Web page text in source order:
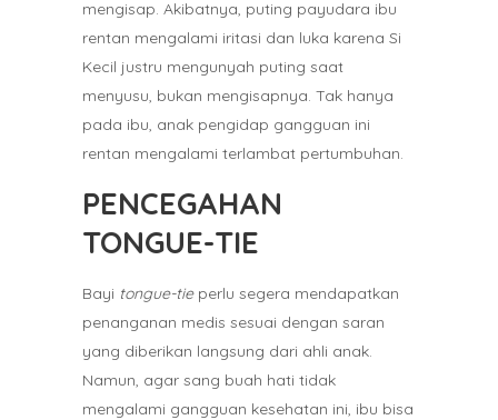
mengisap. Akibatnya, puting payudara ibu
rentan mengalami iritasi dan luka karena Si
Kecil justru mengunyah puting saat
menyusu, bukan mengisapnya. Tak hanya
pada ibu, anak pengidap gangguan ini
rentan mengalami terlambat pertumbuhan.
PENCEGAHAN
TONGUE-TIE
Bayi tongue-tieperlu segera mendapatkan
penanganan medis sesuai dengan saran
yang diberikan langsung dari ahli anak.
Namun, agar sang buah hati tidak
mengalami gangguan kesehatan ini, ibu bisa